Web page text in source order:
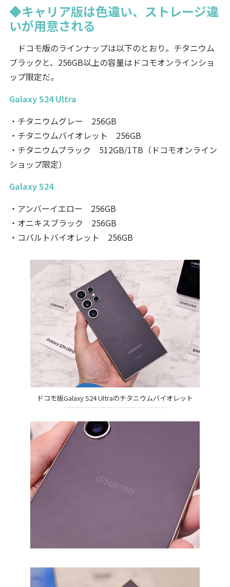
◆キャリア版は色違い、ストレージ違
いが用意される
ドコモ版のラインナップは以下のとおり。チタニウム
ブラックと、256GB以上の容量はドコモオンラインショ
ップ限定だ。
Galaxy S24 Ultra
・チタニウムグレー 256GB
・チタニウムバイオレット 256GB
・チタニウムブラック 512GB/1TB（ドコモオンライン
ショップ限定）
Galaxy S24
・アンバーイエロー 256GB
・オニキスブラック 256GB
・コバルトバイオレット 256GB
ドコモ版Galaxy S24 Ultraのチタニウムバイオレット